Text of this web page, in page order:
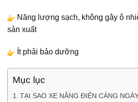
Năng lượng sạch, không gây ô
sản xuất
Ít phải bảo dưỡng
Mục lục
TẠI SAO XE NÂNG ĐIỆN CÀNG